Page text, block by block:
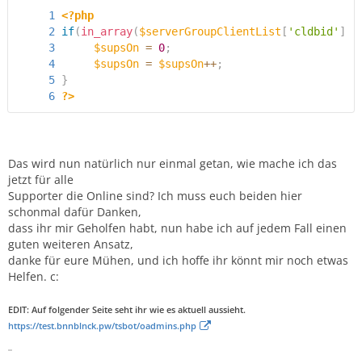
<?php
if(in_array($serverGroupClientList [ 'cldbid' ]
$supsOn = 0;
$supsOn = $supsOn++;
}
?>
Das wird nun natürlich nur einmal getan, wie mache ich das
jetzt für alle
Supporter die Online sind? Ich muss euch beiden hier
schonmal dafür Danken,
dass ihr mir Geholfen habt, nun habe ich auf jedem Fall einen
guten weiteren Ansatz,
danke für eure Mühen, und ich hoffe ihr könnt mir noch etwas
Helfen. c:
EDIT: Auf folgender Seite seht ihr wie es aktuell aussieht.
https://test.bnnblnck.pw/tsbot/oadmins.php